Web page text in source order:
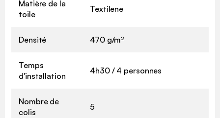
Matière de la
toile
Textilene
Densité 470 g/m²
Temps
d'installation
4h30 / 4 personnes
Nombre de
colis
5